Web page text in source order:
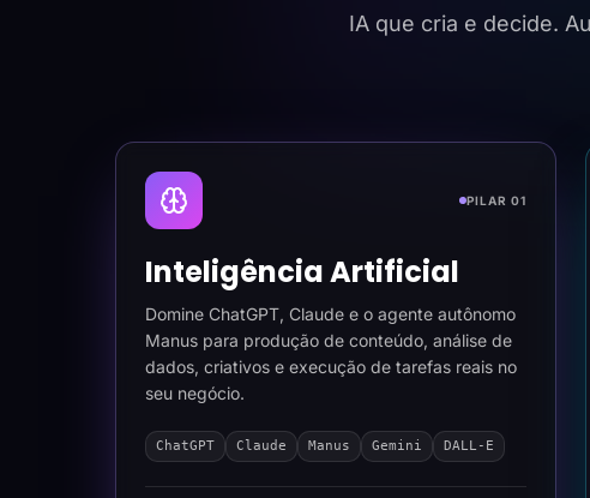
IA que cria e decide.
PILAR 01
Inteligência Artificial
Domine ChatGPT, Claude e o agente autônomo
Manus para produção de conteúdo, análise de
dados, criativos e execução de tarefas reais no
seu negócio.
ChatGPT Claude Manus Gemini DALL-E